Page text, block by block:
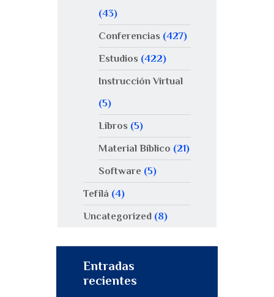
(43)
Conferencias (427)
Estudios (422)
Instrucción Virtual
(5)
Libros (5)
Material Bíblico (21)
Software(5)
Tefilá (4)
Uncategorized (8)
Entradas
recientes